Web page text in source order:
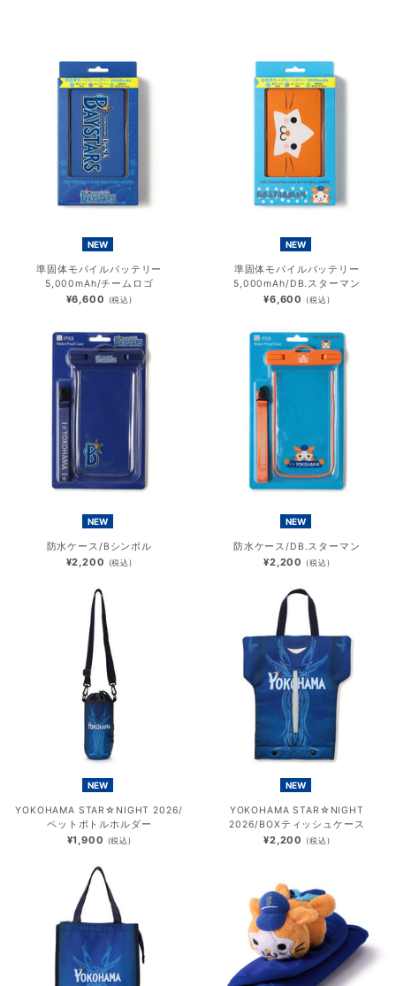
NEW
準固体モバイルバッテリー
5,000mAh/チームロゴ
¥6,600 (税込)
NEW
準固体モバイルバッテリー
5,000mAh/DB.スターマン
¥6,600 (税込)
NEW
防水ケース/Bシンボル
¥2,200 (税込)
NEW
防水ケース/DB.スターマン
¥2,200 (税込)
NEW
YOKOHAMA STAR☆NIGHT 2026/
ペットボトルホルダー
¥1,900 (税込)
NEW
YOKOHAMA STAR☆NIGHT
2026/BOXティッシュケース
¥2,200 (税込)